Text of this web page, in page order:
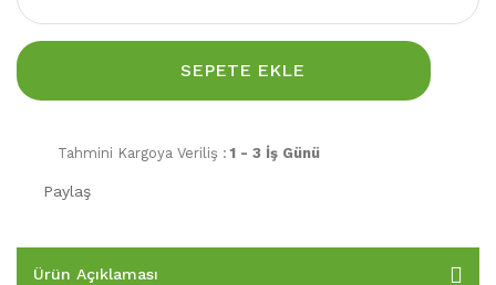
SEPETE EKLE
Tahmini Kargoya Veriliş : 1 - 3 İş Günü
Paylaş
Ürün Açıklaması